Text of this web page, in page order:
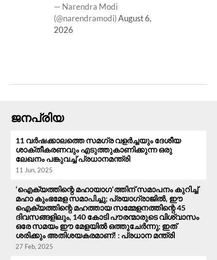
— Narendra Modi
(@narendramodi)August 6,
2026
ജനപ്രിയ
11 വർഷക്കാലത്തെ സമഗ്ര വളർച്ചയും ദേശീയ
ശാക്തീകരണവും എടുത്തുകാണിക്കുന്ന ഒരു
ലേഖനം പങ്കുവച്ച് പ്രധാനമന്ത്രി
11 Jun, 2025
‘ഐക്യത്തിന്റെ മഹായാഗ’ത്തിന് സമാപനം കുറിച്ച്
മഹാ കുംഭമേള സമാപിച്ചു; പ്രയാഗ്‌രാജിൽ, ഈ
ഐക്യത്തിന്റെ മഹത്തായ സമ്മേളനത്തിന്റെ 45
ദിവസങ്ങളിലും, 140 കോടി പൗരന്മാരുടെ വിശ്വാസം
ഒരേ സമയം ഈ മേളയിൽ ഒത്തുചേർന്നു; ഇത്
ശരിക്കും അതിശയകരമാണ്! : പ്രധാന മന്ത്രി
27 Feb, 2025